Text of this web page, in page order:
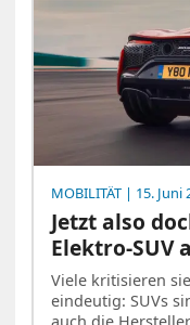
MOBILITÄT | 15. Juni
Jetzt also
Elektro-SUV
Viele kritisieren
eindeutig: SUVs
auch die